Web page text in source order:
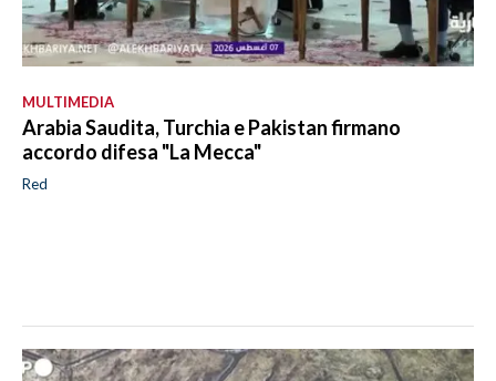
MULTIMEDIA
Arabia Saudita, Turchia e Pakistan firmano
accordo difesa "La Mecca"
Red